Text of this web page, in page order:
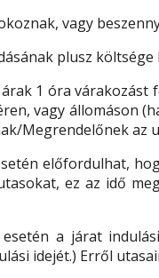
vagy
plusz
1 óra
vagy állomáson
Megrendelőnek az
előfordulhat,
ez az idő
a járat
idejét.) Erről